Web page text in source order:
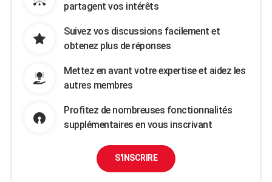
partagent vos intérêts
Suivez vos discussions facilement et
obtenez plus de réponses
Mettez en avant votre expertise et aidez les
autres membres
Profitez de nombreuses fonctionnalités
supplémentaires en vous inscrivant
S'INSCRIRE